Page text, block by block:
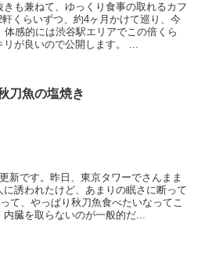
も兼ねて、ゆっくり食事の取れるカフ
くらいずつ、約4ヶ月かけて巡り、今
体感的には渋谷駅エリアでこの倍くら
が良いので公開します。 ...
刀魚の塩焼き
新です。昨日、東京タワーでさんまま
誘われたけど、あまりの眠さに断って
て、やっぱり秋刀魚食べたいなってこ
臓を取らないのが一般的だ...